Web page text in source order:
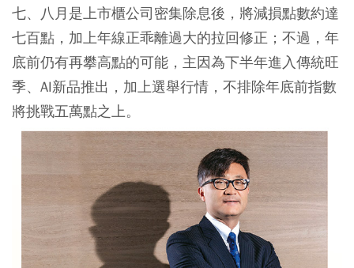
七、八月是上市櫃公司密集除息後，將減損點數約達
七百點，加上年線正乖離過大的拉回修正；不過，年
底前仍有再攀高點的可能，主因為下半年進入傳統旺
季、AI新品推出，加上選舉行情，不排除年底前指數
將挑戰五萬點之上。